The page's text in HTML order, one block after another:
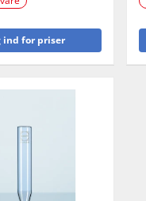
ind for priser